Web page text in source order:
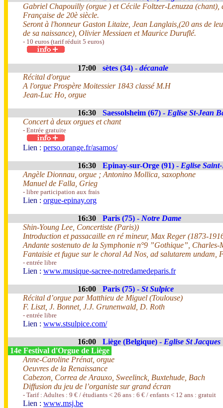
Gabriel Chapouilly (orgue ) et Cécile Foltzer-Lenuzza (chant),
Française de 20è siècle.
Seront à l'honneur Gaston Litaize, Jean Langlais,(20 ans de
de sa naissance), Olivier Messiaen et Maurice Duruflé.
- 10 euros (tarif réduit 5 euros)
17:00 sètes (34) - décanale
Récital d'orgue
A l'orgue Prospère Moitessier 1843 classé M.H
Jean-Luc Ho, orgue
16:30 Saessolsheim (67) - Eglise St-Jean
Concert à deux orgues et chant
- Entrée gratuite
Lien : perso.orange.fr/asamos/
16:30 Epinay-sur-Orge (91) - Eglise
Angèle Dionnau, orgue ; Antonino Mollica, saxophone
Manuel de Falla, Grieg
- libre participation aux frais
Lien : orgue-epinay.org
16:30 Paris (75) - Notre Dame
Shin-Young Lee, Concertiste (Paris))
Introduction et passacaille en ré mineur, Max Reger (1873-
Andante sostenuto de la Symphonie n°9 ”Gothique”,
Fantaisie et fugue sur le choral Ad Nos, ad salutarem undam,
- entrée libre
Lien : www.musique-sacree-notredamedeparis.fr
16:00 Paris (75) - St Sulpice
Récital d’orgue par Matthieu de Miguel (Toulouse)
F. Liszt, J. Bonnet, J.J. Grunenwald, D. Roth
- entrée libre
Lien : www.stsulpice.com/
16:00 Liège (Belgique) - Eglise St Jacques
14e Festival d'Orgue de Liège
Anne-Caroline Prénat, orgue
Oeuvres de la Renaissance
Cabezon, Correa de Arauxo, Sweelinck, Buxtehude, Bach
Diffusion du jeu de l’organiste sur grand écran
- Tarif : Adultes : 9 € / étudiants < 26 ans : 6 € / enfants < 12 ans : gratuit
Lien : www.msj.be